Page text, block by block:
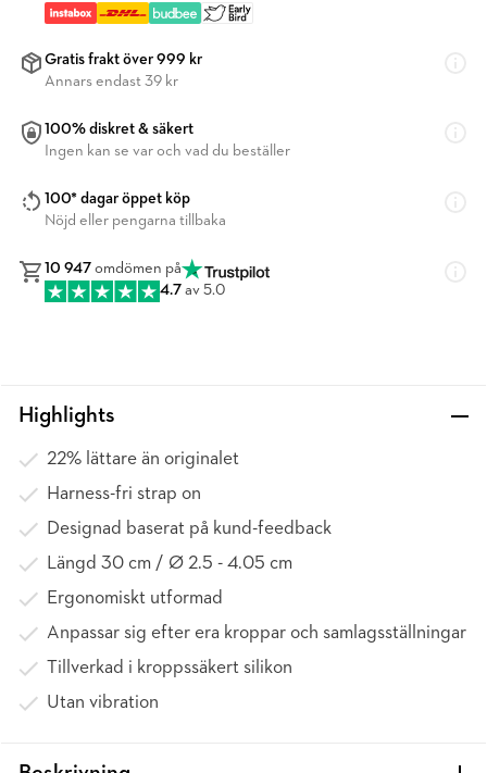
Gratis frakt över 999 kr
Annars endast 39 kr
100% diskret & säkert
Ingen kan se var och vad du beställer
100* dagar öppet köp
Nöjd eller pengarna tillbaka
10 947 omdömen på
4.7 av 5.0
Highlights
22% lättare än originalet
Harness-fri strap on
Designad baserat på kund-feedback
Längd 30 cm / Ø 2.5 - 4.05 cm
Ergonomiskt utformad
Anpassar sig efter era kroppar och samlagsställningar
Tillverkad i kroppssäkert silikon
Utan vibration